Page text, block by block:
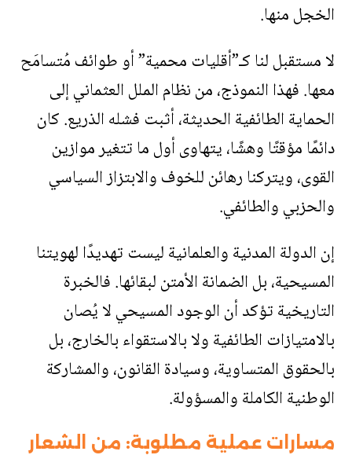
الخجل منها.
لا مستقبل لنا كـ”أقليات محمية” أو طوائف مُتسامَح
معها. فهذا النموذج، من نظام الملل العثماني إلى
الحماية الطائفية الحديثة، أثبت فشله الذريع. كان
دائمًا مؤقتًا وهشًا، يتهاوى أول ما تتغير موازين
القوى، ويتركنا رهائن للخوف والابتزاز السياسي
والحزبي والطائفي.
إن الدولة المدنية والعلمانية ليست تهديدًا لهويتنا
المسيحية، بل الضمانة الأمتن لبقائها. فالخبرة
التاريخية تؤكد أن الوجود المسيحي لا يُصان
بالامتيازات الطائفية ولا بالاستقواء بالخارج، بل
بالحقوق المتساوية، وسيادة القانون، والمشاركة
الوطنية الكاملة والمسؤولة.
مسارات عملية مطلوبة: من الشعار